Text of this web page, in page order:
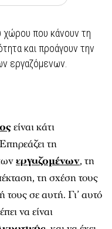
χώρου που κάνουν τη
και προάγουν την
εργαζόμενων.
είναι κάτι
τη
εργαζοµένων, τη
τη σχέση τους
τους σε αυτή. Γι’ αυτό
να είναι